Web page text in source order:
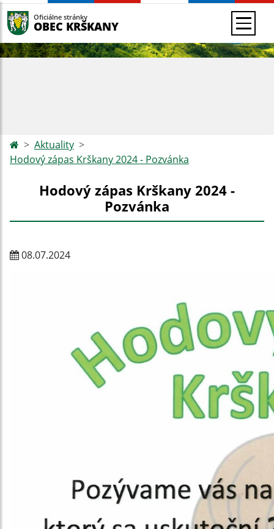
Oficiálne stránky
OBEC KRŠKANY
Aktuality
Hodový zápas Krškany 2024 - Pozvánka
Hodový zápas Krškany 2024 -
Pozvánka
08.07.2024